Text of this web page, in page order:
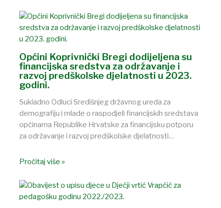
Općini Koprivnički Bregi dodijeljena su
financijska sredstva za održavanje i
razvoj predškolske djelatnosti u 2023.
godini.
Sukladno Odluci Središnjeg državnog ureda za
demografiju i mlade o raspodjeli financijskih sredstava
općinama Republike Hrvatske za financijsku potporu
za održavanje i razvoj predškolske djelatnosti…
Pročitaj više »